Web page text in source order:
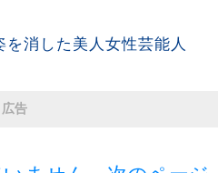
消した美人女性芸能人
広告